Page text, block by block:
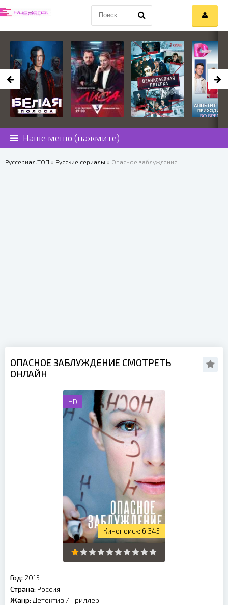
Наше меню (нажмите)
Руссериал.ТОП » Русские сериалы » Опасное заблуждение
ОПАСНОЕ ЗАБЛУЖДЕНИЕ СМОТРЕТЬ
ОНЛАЙН
HD
6.345
Год: 2015
Страна: Россия
Жанр: Детектив /Триллер